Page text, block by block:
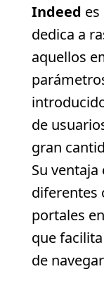
Indeed
dedica a
aquellos
de
gran
Su
diferentes
portales
que
de